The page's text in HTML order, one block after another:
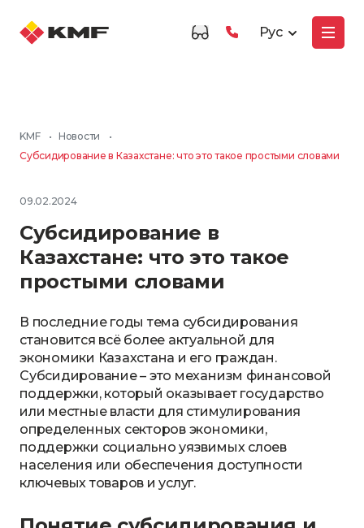
Рус
KMF • Новости
•
Субсидирование в Казахстане: что это такое простыми словами
09.02.2024
Субсидирование в
Казахстане: что это такое
простыми словами
В последние годы тема субсидирования
становится всё более актуальной для
экономики Казахстана и его граждан.
Субсидирование – это механизм финансовой
поддержки, который оказывает государство
или местные власти для стимулирования
определенных секторов экономики,
поддержки социально уязвимых слоев
населения или обеспечения доступности
ключевых товаров и услуг.